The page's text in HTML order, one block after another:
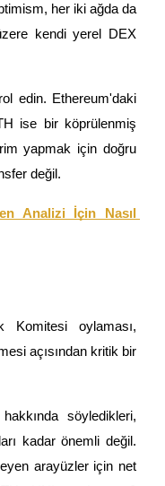
her iki ağda da
kendi yerel DEX
edin. Ethereum'daki
ise bir köprülenmiş
yapmak için doğru
değil.
Analizi İçin Nasıl
Komitesi oylaması,
açısından kritik bir
söyledikleri,
kadar önemli değil.
arayüzler için net